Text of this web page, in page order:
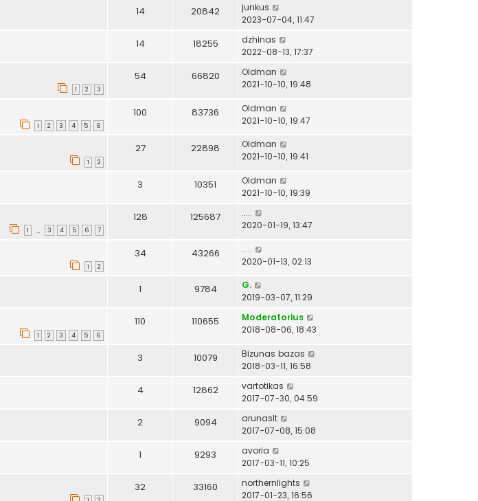
14 20842
junkus
2023-07-04, 11:47
14 18255
dzhinas
2022-08-13, 17:37
1 2 3
54 66820
Oldman
2021-10-10, 19:48
1 2 3 4 5 6
100 83736
Oldman
2021-10-10, 19:47
1 2
27 22898
Oldman
2021-10-10, 19:41
3 10351
Oldman
2021-10-10, 19:39
1 … 3 4 5 6 7
128 125687
.....
2020-01-19, 13:47
1 2
34 43266
.....
2020-01-13, 02:13
1 9784
G.
2019-03-07, 11:29
1 2 3 4 5 6
110 110655
Moderatorius
2018-08-06, 18:43
3 10079
Bizunas bazas
2018-03-11, 16:58
4 12862
vartotikas
2017-07-30, 04:59
2 9094
arunaslt
2017-07-08, 15:08
1 9293
avoria
2017-03-11, 10:25
32 33160
northernlights
2017-01-23, 16:56